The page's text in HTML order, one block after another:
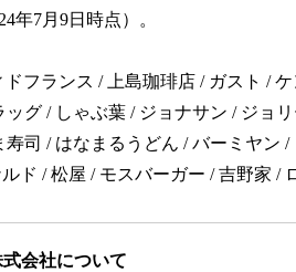
年7月9日時点）。
ドフランス / 上島珈琲店 / ガスト /
グ / しゃぶ葉 / ジョナサン / ジョ
寿司 / はなまるうどん / バーミヤン
ド / 松屋 / モスバーガー / 吉野家 /
会社について